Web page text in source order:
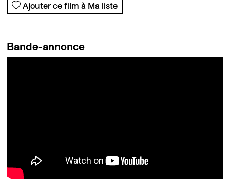
Ajouter ce film à Ma liste
Bande-annonce